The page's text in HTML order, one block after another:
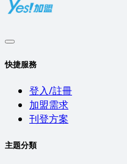
快捷服務
登入/註冊
加盟需求
刊登方案
主題分類